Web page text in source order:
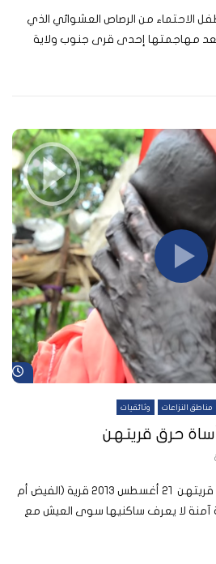
2024 “حاول طفل الاحتماء من الرصاص العشوائي الذي
مهاجمتها إحدى قرى جنوب ولاية
مناطق النزاعات وثائقيات
حرق قريتهن
سودانيات يحكين مأساة حرق قريتهن ٢١ أغسطس ٢٠١٣ قرية (الفيض أم
آمنة لا يعرف ساكنيها سوى العيش مع